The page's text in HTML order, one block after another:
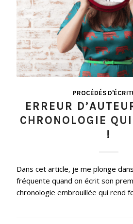
PROCÉDÉS
ERREUR
CHRONOLOGIE
!
Dans cet article, je me plonge
fréquente quand on écrit son
chronologie embrouillée qui rend